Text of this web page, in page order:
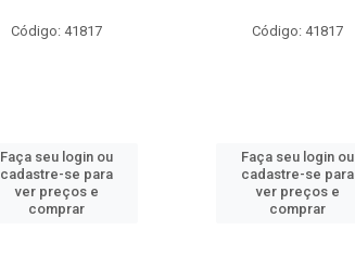
Código: 41817
Faça seu login ou
cadastre-se para
ver preços e
comprar
Código: 41817
Faça seu login ou
cadastre-se para
ver preços e
comprar